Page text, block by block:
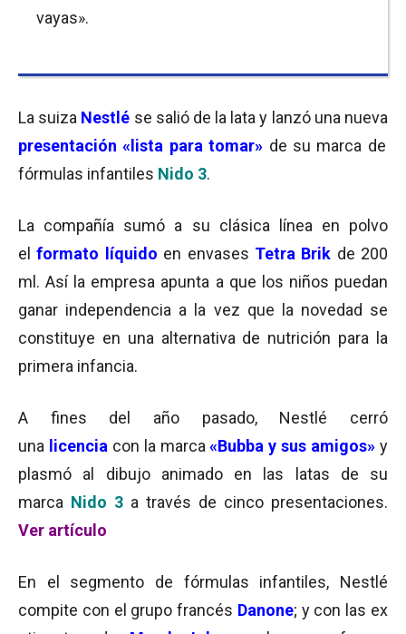
vayas».
La suiza Nestlé se salió de la lata y lanzó una nueva
presentación «lista para tomar» de su marca de
fórmulas infantiles Nido 3.
La compañía sumó a su clásica línea en polvo
el formato líquido en envases Tetra Brik de 200
ml. Así la empresa apunta a que los niños puedan
ganar independencia a la vez que la novedad se
constituye en una alternativa de nutrición para la
primera infancia.
A fines del año pasado, Nestlé cerró
una licencia con la marca «Bubba y sus amigos» y
plasmó al dibujo animado en las latas de su
marca Nido 3 a través de cinco presentaciones.
Ver artículo
En el segmento de fórmulas infantiles, Nestlé
compite con el grupo francés Danone; y con las ex